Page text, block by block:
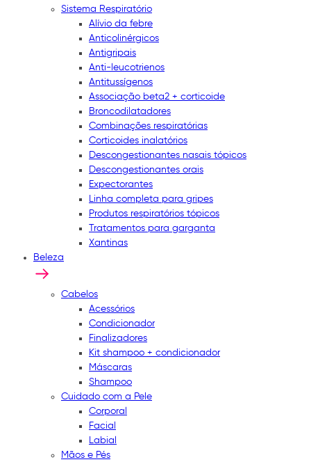
Sistema Respiratório
Alívio da febre
Anticolinérgicos
Antigripais
Anti-leucotrienos
Antitussígenos
Associação beta2 + corticoide
Broncodilatadores
Combinações respiratórias
Corticoides inalatórios
Descongestionantes nasais tópicos
Descongestionantes orais
Expectorantes
Linha completa para gripes
Produtos respiratórios tópicos
Tratamentos para garganta
Xantinas
Beleza
Cabelos
Acessórios
Condicionador
Finalizadores
Kit shampoo + condicionador
Máscaras
Shampoo
Cuidado com a Pele
Corporal
Facial
Labial
Mãos e Pés